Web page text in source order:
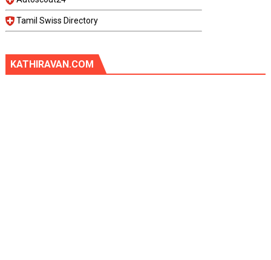
Tamil Swiss Directory
KATHIRAVAN.COM